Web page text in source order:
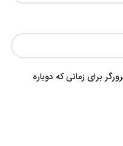
برای زمانی که دوباره